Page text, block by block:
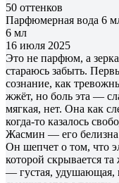
50 оттенков
Парфюмерная вода 6
6 мл
16 июля 2025
Это не парфюм, а
стараюсь забыть.
сознание, как
жжёт, но боль эта —
мягкая, нет. Она как
когда-то казалось
Жасмин — его белизна
Он шепчет о том, что
которой скрывается
— густая, удушающая,